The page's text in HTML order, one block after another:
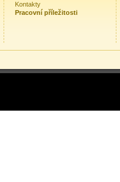
Kontakty
Pracovní příležitosti